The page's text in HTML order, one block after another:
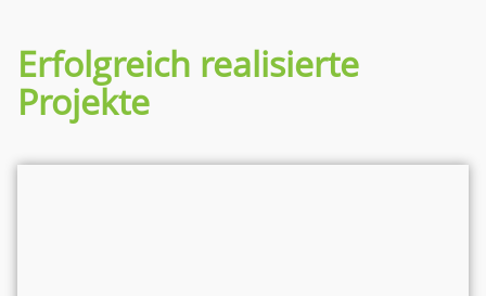
Erfolgreich realisierte
Projekte